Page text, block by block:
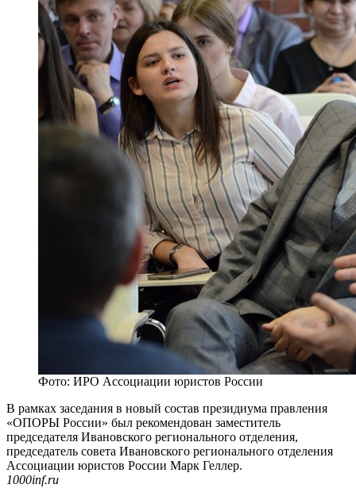
Фото: ИРО Ассоциации юристов России
В рамках заседания в новый состав президиума правления
«ОПОРЫ России» был рекомендован заместитель
председателя Ивановского регионального отделения,
председатель совета Ивановского регионального отделения
Ассоциации юристов России Марк Геллер.
1000inf.ru